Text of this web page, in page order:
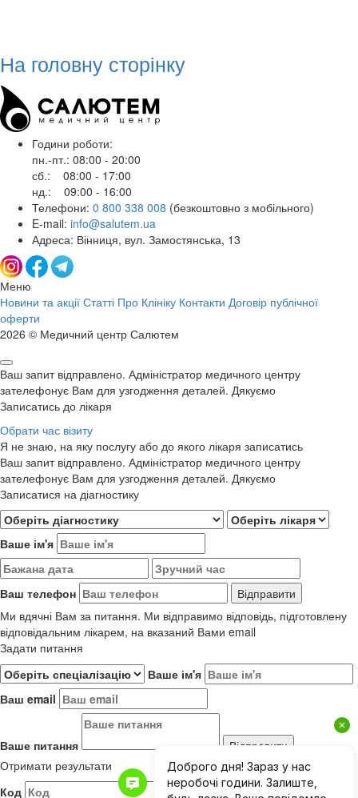
На головну сторінку
Години роботи:
пн.-пт.: 08:00 - 20:00
сб.: 08:00 - 17:00
нд.: 09:00 - 16:00
Телефони: 0 800 338 008 (безкоштовно з мобільного)
E-mail: info@salutem.ua
Адреса: Вінниця, вул. Замостянська, 13
Меню
Новини та акції Статті Про Клініку Контакти Договір публічної
оферти
2026 © Медичний центр Салютем
Ваш запит відправлено. Адміністратор медичного центру
зателефонує Вам для узгодження деталей. Дякуємо
Записатись до лікаря
Обрати час візиту
Я не знаю, на яку послугу або до якого лікаря записатись
Ваш запит відправлено. Адміністратор медичного центру
зателефонує Вам для узгодження деталей. Дякуємо
Записатися на діагностику
Ваше ім'я
Ваш телефон
Ми вдячні Вам за питання. Ми відправимо відповідь, підготовлену
відповідальним лікарем, на вказаний Вами email
Задати питання
Ваше ім'я
Ваш email
Ваше питання
Отримати результати
Код
Результати до 01.06.2019